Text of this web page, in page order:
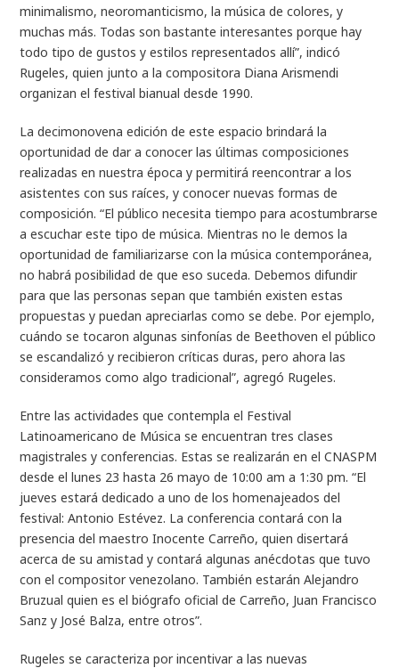
minimalismo, neoromanticismo, la música de colores, y
muchas más. Todas son bastante interesantes porque hay
todo tipo de gustos y estilos representados allí”, indicó
Rugeles, quien junto a la compositora Diana Arismendi
organizan el festival bianual desde 1990.
La decimonovena edición de este espacio brindará la
oportunidad de dar a conocer las últimas composiciones
realizadas en nuestra época y permitirá reencontrar a los
asistentes con sus raíces, y conocer nuevas formas de
composición. “El público necesita tiempo para acostumbrarse
a escuchar este tipo de música. Mientras no le demos la
oportunidad de familiarizarse con la música contemporánea,
no habrá posibilidad de que eso suceda. Debemos difundir
para que las personas sepan que también existen estas
propuestas y puedan apreciarlas como se debe. Por ejemplo,
cuándo se tocaron algunas sinfonías de Beethoven el público
se escandalizó y recibieron críticas duras, pero ahora las
consideramos como algo tradicional”, agregó Rugeles.
Entre las actividades que contempla el Festival
Latinoamericano de Música se encuentran tres clases
magistrales y conferencias. Estas se realizarán en el CNASPM
desde el lunes 23 hasta 26 mayo de 10:00 am a 1:30 pm. “El
jueves estará dedicado a uno de los homenajeados del
festival: Antonio Estévez. La conferencia contará con la
presencia del maestro Inocente Carreño, quien disertará
acerca de su amistad y contará algunas anécdotas que tuvo
con el compositor venezolano. También estarán Alejandro
Bruzual quien es el biógrafo oficial de Carreño, Juan Francisco
Sanz y José Balza, entre otros”.
Rugeles se caracteriza por incentivar a las nuevas